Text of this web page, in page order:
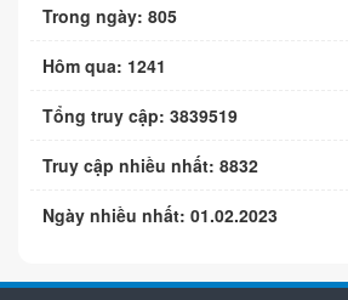
Trong ngày: 805
Hôm qua: 1241
Tổng truy cập: 3839519
Truy cập nhiều nhất: 8832
Ngày nhiều nhất: 01.02.2023